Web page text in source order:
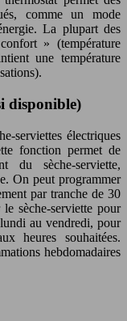
comme un mode
La plupart des
» (température
une température
disponible)
serviettes électriques
fonction permet de
du sèche-serviette,
On peut programmer
par tranche de 30
sèche-serviette pour
au vendredi, pour
heures souhaitées.
hebdomadaires